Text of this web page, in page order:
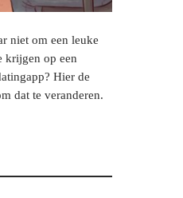
niet om een leuke
krijgen op een
Hier de
dat te veranderen.